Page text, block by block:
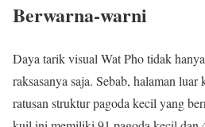
Berwarna-warni
Daya tarik visual Wat Pho tidak
raksasanya saja. Sebab, halaman
ratusan struktur pagoda kecil yang